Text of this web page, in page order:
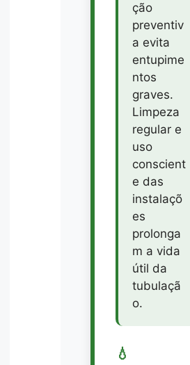
ção
preventiv
a evita
entupime
ntos
graves.
Limpeza
regular e
uso
conscient
e das
instalaçõ
es
prolonga
m a vida
útil da
tubulaçã
o.
💧